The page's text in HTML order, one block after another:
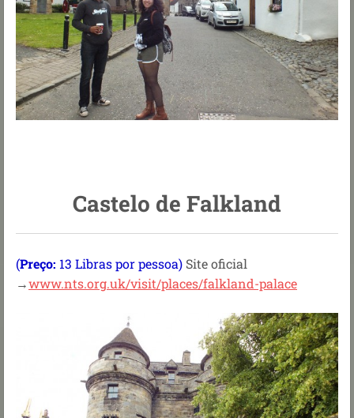
Castelo de Falkland
(Preço: 13 Libras por pessoa) Site oficial
→www.nts.org.uk/visit/places/falkland-palace